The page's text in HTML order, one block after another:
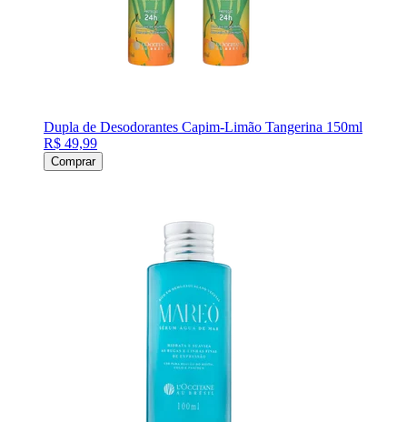
Dupla de Desodorantes Capim-Limão Tangerina 150ml
R$ 49,99
Comprar